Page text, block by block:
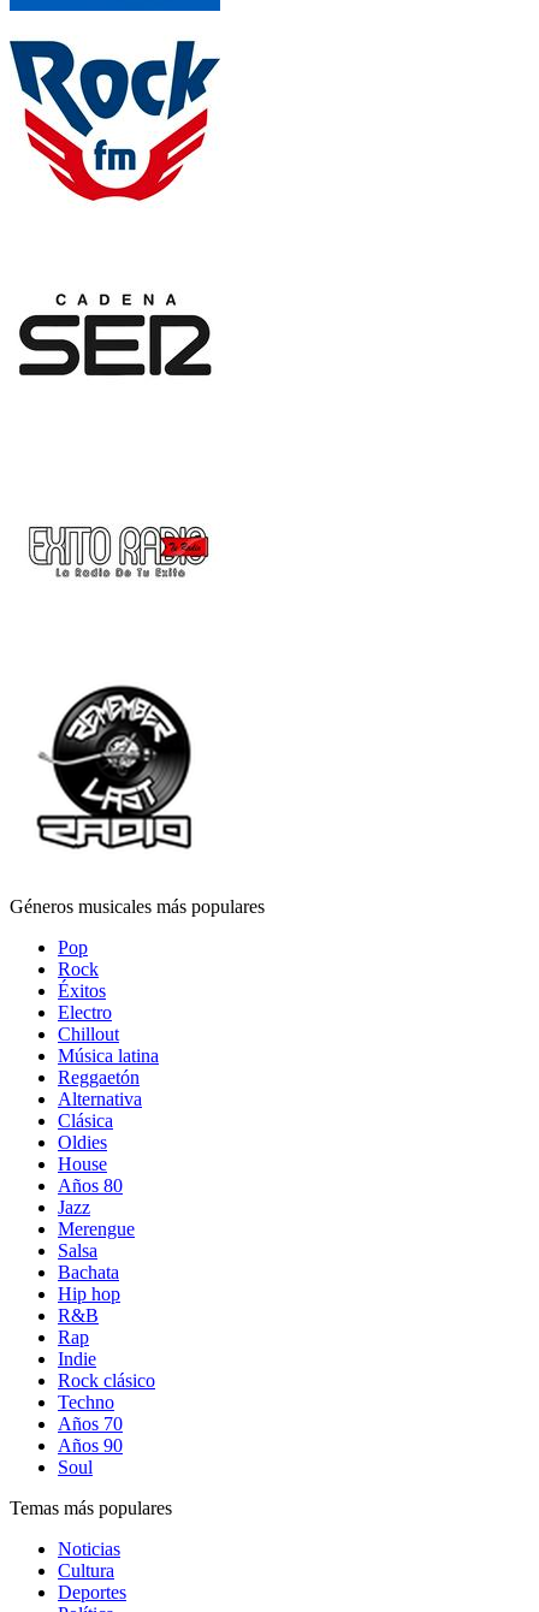
Géneros musicales más populares
Pop
Rock
Éxitos
Electro
Chillout
Música latina
Reggaetón
Alternativa
Clásica
Oldies
House
Años 80
Jazz
Merengue
Salsa
Bachata
Hip hop
R&B
Rap
Indie
Rock clásico
Techno
Años 70
Años 90
Soul
Temas más populares
Noticias
Cultura
Deportes